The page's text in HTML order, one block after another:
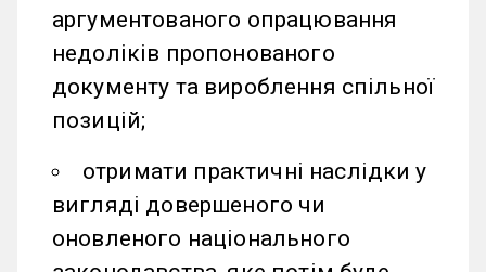
аргументованого опрацювання
недоліків пропонованого
документу та вироблення спільної
позицій;
отримати практичні наслідки у
вигляді довершеного чи
оновленого національного